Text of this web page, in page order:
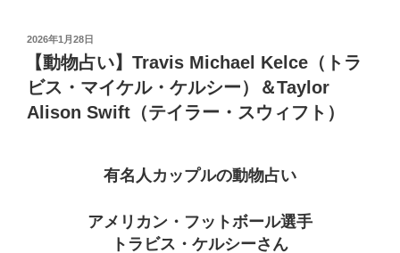
投
日:
2026年1月28日
【動物占い】Travis Michael Kelce（トラ
ビス・マイケル・ケルシー）＆Taylor
Alison Swift（テイラー・スウィフト）
有名人カップルの動物占い
アメリカン・フットボール選手
トラビス・ケルシーさん